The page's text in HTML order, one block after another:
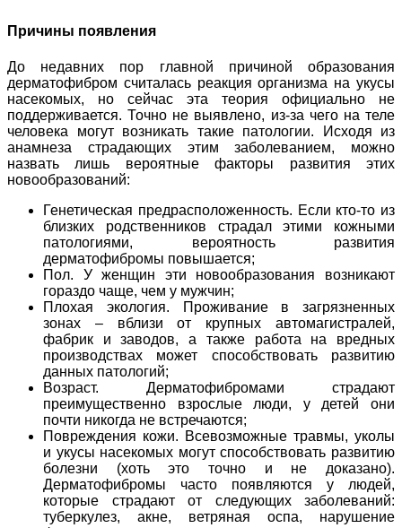
Причины появления
До недавних пор главной причиной образования
дерматофибром считалась реакция организма на укусы
насекомых, но сейчас эта теория официально не
поддерживается. Точно не выявлено, из-за чего на теле
человека могут возникать такие патологии. Исходя из
анамнеза страдающих этим заболеванием, можно
назвать лишь вероятные факторы развития этих
новообразований:
Генетическая предрасположенность. Если кто-то из
близких родственников страдал этими кожными
патологиями, вероятность развития
дерматофибромы повышается;
Пол. У женщин эти новообразования возникают
гораздо чаще, чем у мужчин;
Плохая экология. Проживание в загрязненных
зонах – вблизи от крупных автомагистралей,
фабрик и заводов, а также работа на вредных
производствах может способствовать развитию
данных патологий;
Возраст. Дерматофибромами страдают
преимущественно взрослые люди, у детей они
почти никогда не встречаются;
Повреждения кожи. Всевозможные травмы, уколы
и укусы насекомых могут способствовать развитию
болезни (хоть это точно и не доказано).
Дерматофибромы часто появляются у людей,
которые страдают от следующих заболеваний:
туберкулез, акне, ветряная оспа, нарушение